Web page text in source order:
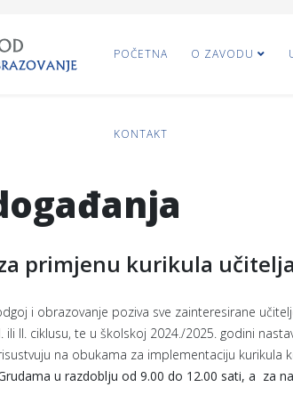
POČETNA O ZAVODU
KONTAKT
primjenu kurikula
i obrazovanje poziva sve zainteresirane
ili II. ciklusu, te u školskoj 2024./2025. godini
na obukama za implementaciju kurikula
u razdoblju od 9.00 do 12.00 sati, a za